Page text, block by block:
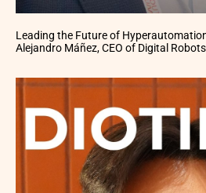
Leading the Future of
Alejandro Máñez, CEO of Digital Robots